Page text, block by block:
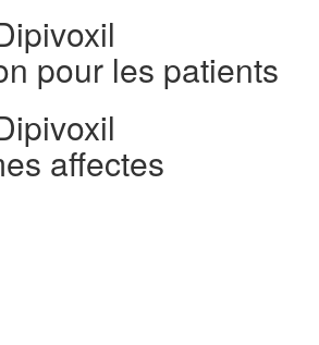
pour les patients
affectes